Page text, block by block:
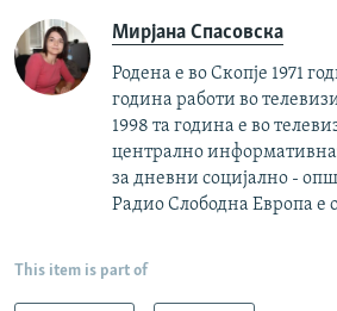
Мирјана Спасовска
Родена е во Скопје 1971
година работи во
1998 та година е во
централно
за дневни социјално -
Радио Слободна Европа е
This item is part of